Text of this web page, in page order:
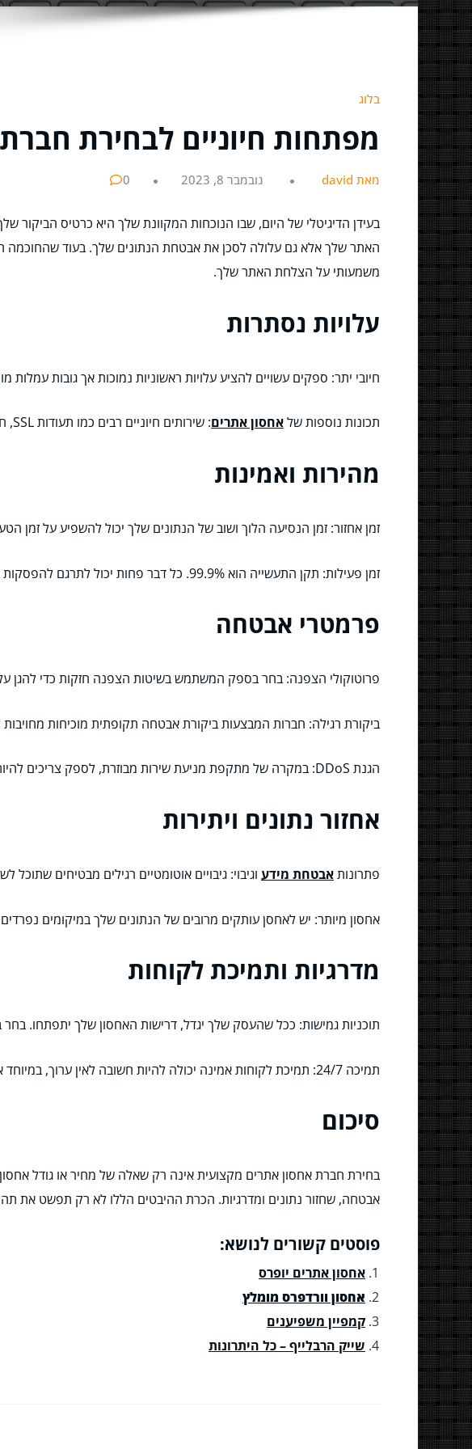
בלוג
מפתחות חיוניים לבחירת
מאת david נובמבר 8, 2023 0
בעידן הדיגיטלי של היום, שבו הנוכחות המקוונת שלך היא כרטיס הביקור
האתר שלך אלא גם עלולה לסכן את אבטחת הנתונים שלך. בעוד שהחוכמה
משמעותי על הצלחת האתר שלך.
עלויות נסתרות
חיובי יתר: ספקים עשויים להציע עלויות ראשוניות נמוכות אך גובות
תכונות נוספות שלאחסון אתרים: שירותים חיוניים רבים כמו תעודות SSL, חומות אש וגיבויים עשויים לבוא בעלות נוספת.
מהירות ואמינות
זמן אחזור: זמן הנסיעה הלוך ושוב של הנתונים שלך יכול להשפיע על
זמן פעילות: תקן התעשייה הוא 99.9%. כל דבר פחות יכול לתרגם להפסקות תכופות ועלול לעלות לך באובדן הכנסות ומוניטין.
פרמטרי אבטחה
פרוטוקולי הצפנה: בחר בספק המשתמש בשיטות הצפנה חזקות כדי להגן
ביקורת רגילה: חברות המבצעות ביקורת אבטחה תקופתית מוכיחות מחויבות
הגנת DDoS: במקרה של מתקפת מניעת שירות מבוזרת, לספק צריכים להיות מנגנונים למתן את ההשפעה.
אחזור נתונים ויתירות
פתרונותאבטחת מידע וגיבוי: גיבויים אוטומטיים רגילים מבטיחים
אחסון מיותר: יש לאחסן עותקים מרובים של הנתונים שלך במיקומים
מדרגיות ותמיכת לקוחות
תוכניות גמישות: ככל שהעסק שלך יגדל, דרישות האחסון שלך יתפתחו.
תמיכה 24/7: תמיכת לקוחות אמינה יכולה להיות חשובה לאין ערוך, במיוחד אם אינך מומחה טכני.
סיכום
בחירת חברת אחסון אתרים מקצועית אינה רק שאלה של מחיר או גודל אחסון.
אבטחה, שחזור נתונים ומדרגיות. הכרת ההיבטים הללו לא רק תפשט את
פוסטים קשורים לנושא:
אחסון אתרים יופרס
אחסון וורדפרס מומלץ
קמפיין משפיענים
שייק הרבלייף – כל היתרונות